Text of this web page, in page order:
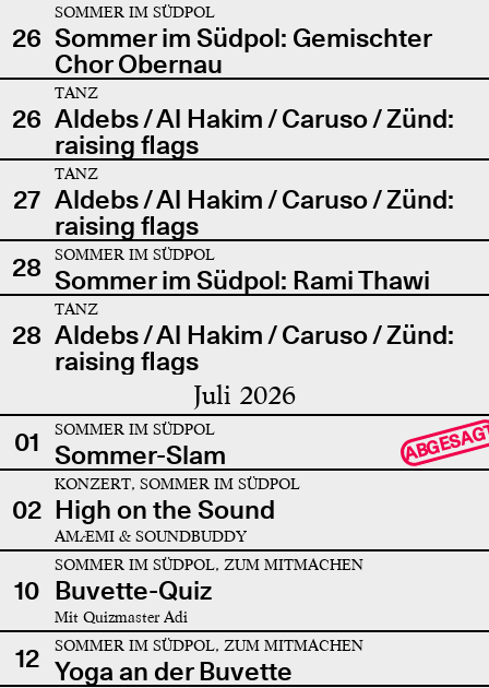
26
SOMMER IM SÜDPOL
Sommer im Südpol: Gemischter
Chor Obernau
26
TANZ
Aldebs / Al Hakim / Caruso / Zünd:
raising flags
27
TANZ
Aldebs / Al Hakim / Caruso / Zünd:
raising flags
28
SOMMER IM SÜDPOL
Sommer im Südpol: Rami Thawi
28
TANZ
Aldebs / Al Hakim / Caruso / Zünd:
raising flags
Juli 2026
01 SOMMER IM SÜDPOL
Sommer-Slam
02
KONZERT, SOMMER IM SÜDPOL
High on the Sound
AMÆMI & SOUNDBUDDY
10
SOMMER IM SÜDPOL, ZUM MITMACHEN
Buvette-Quiz
Mit Quizmaster Adi
12 SOMMER IM SÜDPOL, ZUM MITMACHEN
Yoga an der Buvette